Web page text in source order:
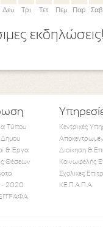
Δευ Τρι Τετ Πεμ Παρ Σαβ
Τύπου
& Έργα
Θέσεων
- 2020
Κεντρικές
Διοίκηση &
Κοινωφελής
Σχολικές
ΚΕ.Π.Α.Π.Α.
Follow Us